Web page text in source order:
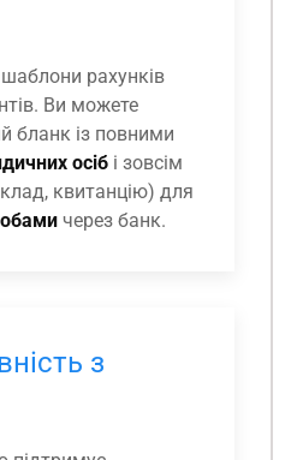
рахунків
Ви можете
бланк із повними
осіб і зовсім
квитанцію) для
через банк.
з